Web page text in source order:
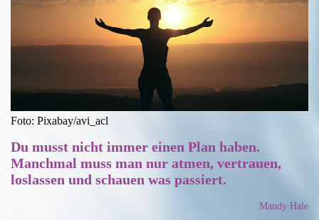
Foto: Pixabay/avi_acl
Du musst nicht immer einen Plan haben.
Manchmal muss man nur atmen, vertrauen,
loslassen und schauen was passiert.
Mandy Hale